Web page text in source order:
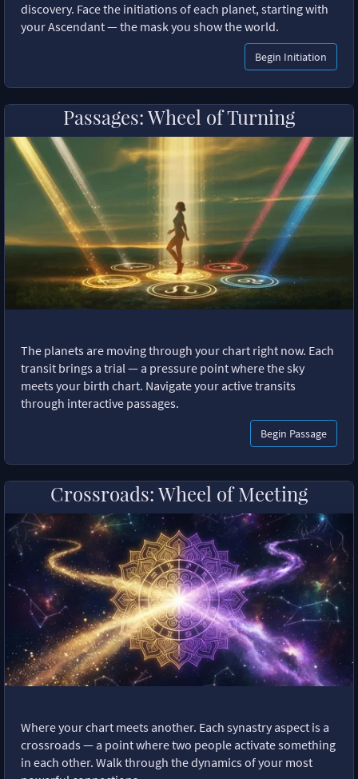
discovery. Face the initiations of each planet, starting with
your Ascendant — the mask you show the world.
Begin Initiation
Passages: Wheel of Turning
The planets are moving through your chart right now. Each
transit brings a trial — a pressure point where the sky
meets your birth chart. Navigate your active transits
through interactive passages.
Begin Passage
Crossroads: Wheel of Meeting
Where your chart meets another. Each synastry aspect is a
crossroads — a point where two people activate something
in each other. Walk through the dynamics of your most